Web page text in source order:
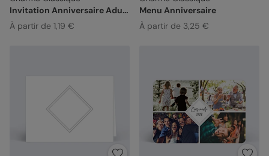
Invitation Anniversaire Adulte
À partir de 1,19 €
Menu Anniversaire
À partir de 3,25 €